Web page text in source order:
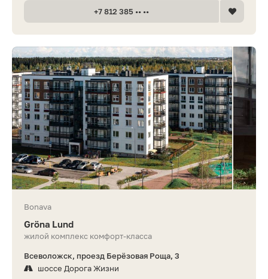
+7 812 385 •• ••
Bonava
Gröna Lund
жилой комплекс комфорт-класса
Всеволожск, проезд Берёзовая Роща, 3
шоссе Дорога Жизни